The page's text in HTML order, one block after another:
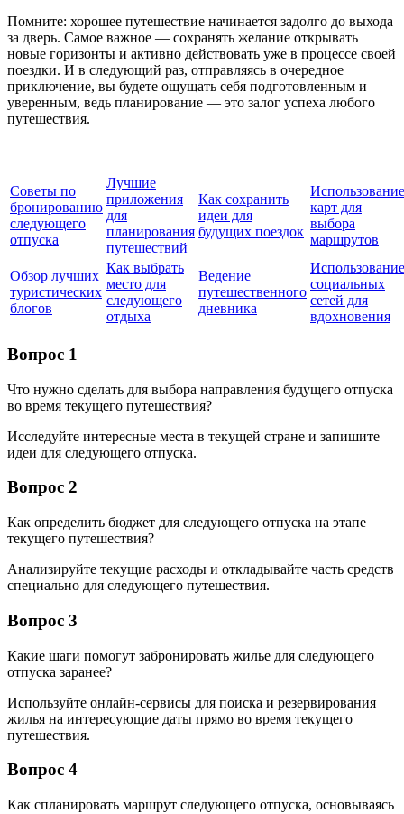
Помните: хорошее путешествие начинается задолго до выхода
за дверь. Самое важное — сохранять желание открывать
новые горизонты и активно действовать уже в процессе своей
поездки. И в следующий раз, отправляясь в очередное
приключение, вы будете ощущать себя подготовленным и
уверенным, ведь планирование — это залог успеха любого
путешествия.
Советы по
бронированию
следующего
отпуска
Лучшие
приложения
для
планирования
путешествий
Как сохранить
идеи для
будущих поездок
Использование
карт для
выбора
маршрутов
Обзор лучших
туристических
блогов
Как выбрать
место для
следующего
отдыха
Ведение
путешественного
дневника
Использование
социальных
сетей для
вдохновения
Вопрос 1
Что нужно сделать для выбора направления будущего отпуска
во время текущего путешествия?
Исследуйте интересные места в текущей стране и запишите
идеи для следующего отпуска.
Вопрос 2
Как определить бюджет для следующего отпуска на этапе
текущего путешествия?
Анализируйте текущие расходы и откладывайте часть средств
специально для следующего путешествия.
Вопрос 3
Какие шаги помогут забронировать жилье для следующего
отпуска заранее?
Используйте онлайн-сервисы для поиска и резервирования
жилья на интересующие даты прямо во время текущего
путешествия.
Вопрос 4
Как спланировать маршрут следующего отпуска, основываясь